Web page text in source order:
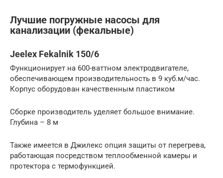
Лучшие погружные насосы для
канализации (фекальные)
Jeelex Fekalnik 150/6
Функционирует на 600-ваттном электродвигателе,
обеспечивающем производительность в 9 куб.м/час.
Корпус оборудован качественным пластиком
Сборке производитель уделяет большое внимание.
Глубина – 8 м
Также имеется в Джилекс опция защиты от перегрева,
работающая посредством теплообменной камеры и
протектора с термофункцией.